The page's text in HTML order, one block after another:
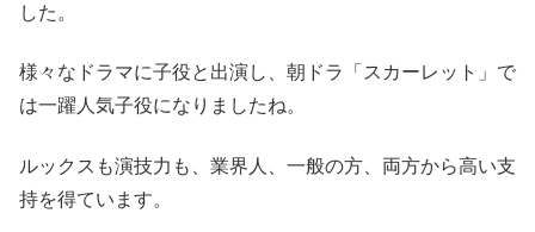
した。
様々なドラマに子役と出演し、朝ドラ「スカーレット」で
は一躍人気子役になりましたね。
ルックスも演技力も、業界人、一般の方、両方から高い支
持を得ています。